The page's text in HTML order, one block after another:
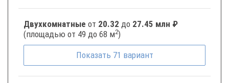
Двухкомнатные от 20.32 до 27.45 млн ₽
(площадью от 49 до 68 м2)
Показать 71 вариант